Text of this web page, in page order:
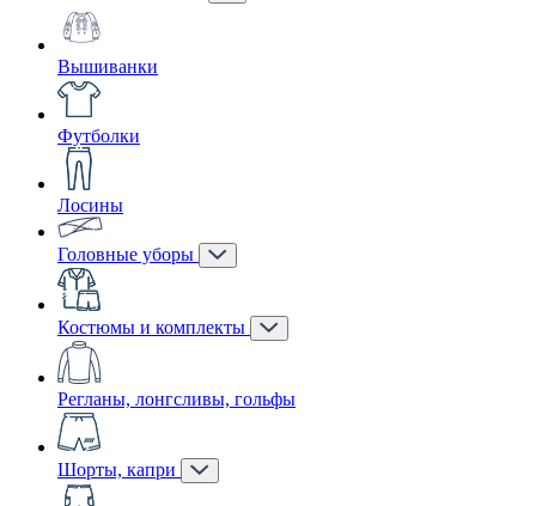
Вышиванки
Футболки
Лосины
Головные уборы
Костюмы и комплекты
Регланы, лонгсливы, гольфы
Шорты, капри